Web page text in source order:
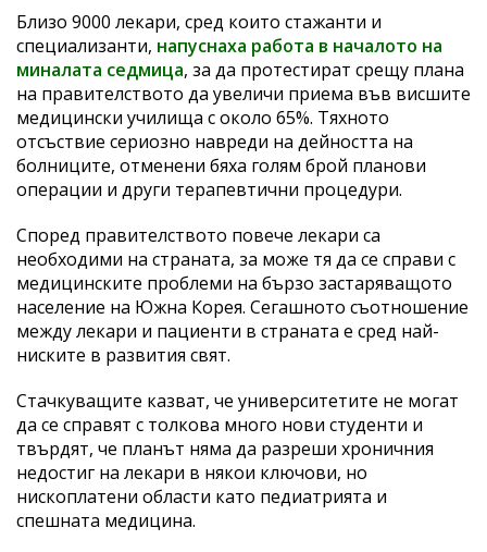
Близо 9000 лекари, сред които стажанти и
специализанти, напуснаха работа в началото на
миналата седмица, за да протестират срещу плана
на правителството да увеличи приема във висшите
медицински училища с около 65%. Тяхното
отсъствие сериозно навреди на дейността на
болниците, отменени бяха голям брой планови
операции и други терапевтични процедури.
Според правителството повече лекари са
необходими на страната, за може тя да се справи с
медицинските проблеми на бързо застаряващото
население на Южна Корея. Сегашното съотношение
между лекари и пациенти в страната е сред най-
ниските в развития свят.
Стачкуващите казват, че университетите не могат
да се справят с толкова много нови студенти и
твърдят, че планът няма да разреши хроничния
недостиг на лекари в някои ключови, но
нископлатени области като педиатрията и
спешната медицина.